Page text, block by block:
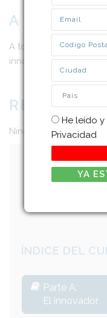
A QUIEN
A todas las personas
innovación y que
Ninguno
ÍNDICE DEL
Parte A:
El innovador
Email*
Código
Ciudad*
País*
Legal*
He leído
Privacidad
YA